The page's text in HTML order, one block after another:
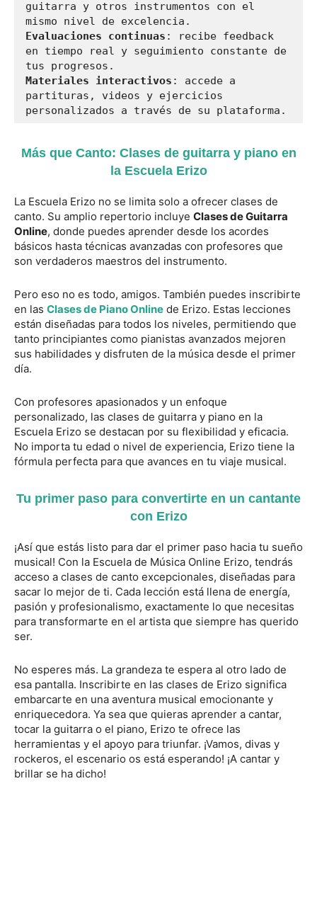
guitarra y otros instrumentos con el
Evaluaciones continuas : recibe feedback
en tiempo real y seguimiento constante de
Materiales interactivos : accede a
partituras, videos y ejercicios
personalizados a través de su plataforma.
Más que Canto: Clases de guitarra y piano en
la Escuela Erizo
La Escuela Erizo no se limita solo a ofrecer clases de
canto. Su amplio repertorio incluye Clases de Guitarra
Online, donde puedes aprender desde los acordes
básicos hasta técnicas avanzadas con profesores que
son verdaderos maestros del instrumento.
Pero eso no es todo, amigos. También puedes inscribirte
en las Clases de Piano Online de Erizo. Estas lecciones
están diseñadas para todos los niveles, permitiendo que
tanto principiantes como pianistas avanzados mejoren
sus habilidades y disfruten de la música desde el primer
día.
Con profesores apasionados y un enfoque
personalizado, las clases de guitarra y piano en la
Escuela Erizo se destacan por su flexibilidad y eficacia.
No importa tu edad o nivel de experiencia, Erizo tiene la
fórmula perfecta para que avances en tu viaje musical.
Tu primer paso para convertirte en un cantante
con Erizo
¡Así que estás listo para dar el primer paso hacia tu sueño
musical! Con la Escuela de Música Online Erizo, tendrás
acceso a clases de canto excepcionales, diseñadas para
sacar lo mejor de ti. Cada lección está llena de energía,
pasión y profesionalismo, exactamente lo que necesitas
para transformarte en el artista que siempre has querido
ser.
No esperes más. La grandeza te espera al otro lado de
esa pantalla. Inscribirte en las clases de Erizo significa
embarcarte en una aventura musical emocionante y
enriquecedora. Ya sea que quieras aprender a cantar,
tocar la guitarra o el piano, Erizo te ofrece las
herramientas y el apoyo para triunfar. ¡Vamos, divas y
rockeros, el escenario os está esperando! ¡A cantar y
brillar se ha dicho!